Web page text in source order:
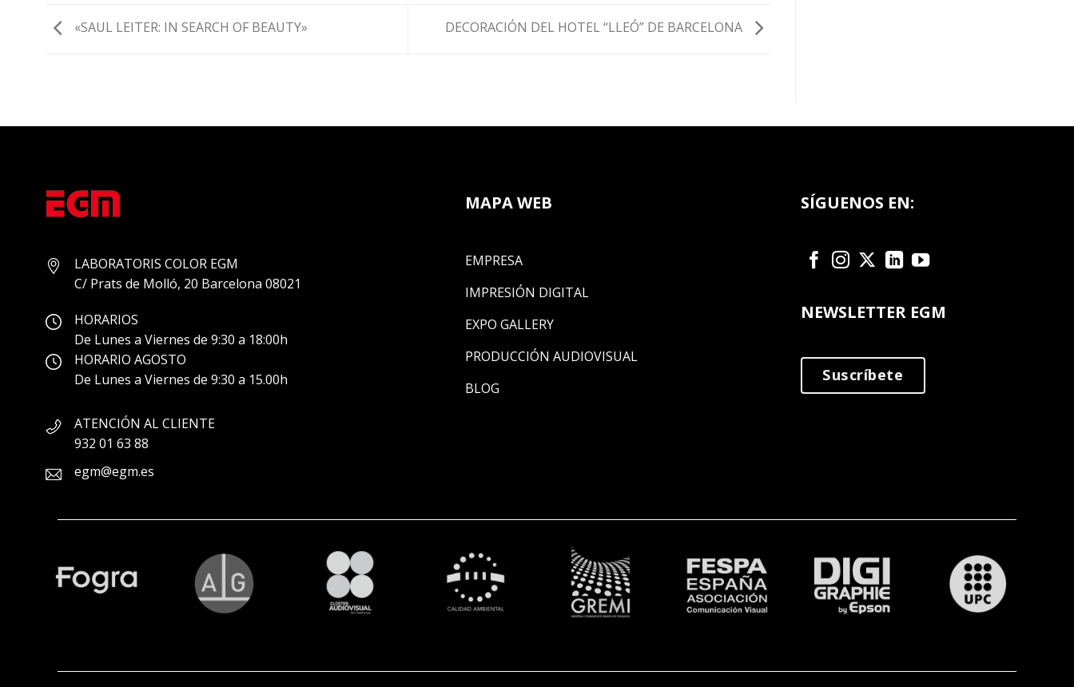
«SAUL LEITER: IN SEARCH OF BEAUTY» DECORACIÓN DEL HOTEL “LLEÓ” DE BARCELONA
LABORATORIS COLOR EGM
C/ Prats de Molló, 20 Barcelona 08021
HORARIOS
De Lunes a Viernes de 9:30 a 18:00h
HORARIO AGOSTO
De Lunes a Viernes de 9:30 a 15.00h
ATENCIÓN AL CLIENTE
932 01 63 88
egm@egm.es
MAPA WEB
EMPRESA
IMPRESIÓN DIGITAL
EXPO GALLERY
PRODUCCIÓN AUDIOVISUAL
BLOG
SÍGUENOS EN:
NEWSLETTER EGM
Suscríbete